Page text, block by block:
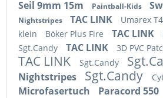
Seil 9mm 15m Paintball-Kids
Nightstripes TAC LINK Umarex
klein
Böker Plus Fire TAC LINK
Sgt.Candy TAC LINK 3D PVC
TAC LINK Sgt.Candy
Nightstripes Sgt.Candy
Microfasertuch Paracord 550